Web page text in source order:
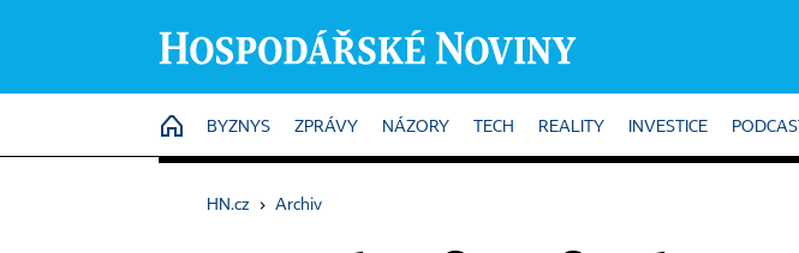
HOME
BYZNYS ZPRÁVY NÁZORY TECH REALITY INVESTICE
HN.cz › Archiv